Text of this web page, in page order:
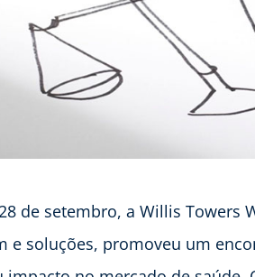
de setembro, a Willis Towers
e soluções, promoveu um